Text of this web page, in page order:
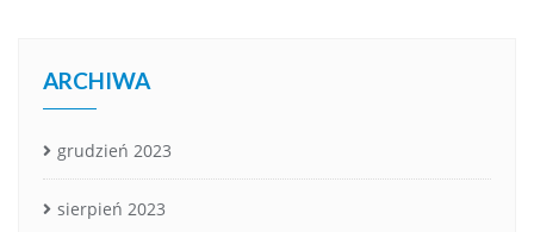
ARCHIWA
grudzień 2023
sierpień 2023